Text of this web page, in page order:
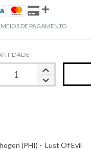
MEIOS DE PAGAMENTO
(PHI) - Lust Of Evil